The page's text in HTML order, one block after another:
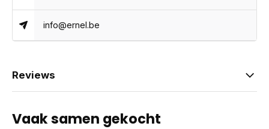
info@ernel.be
Reviews
Vaak samen gekocht